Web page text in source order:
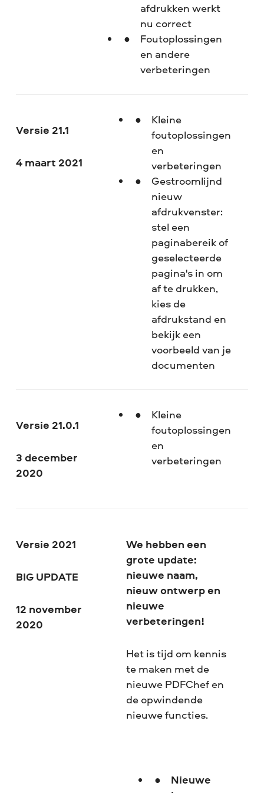
afdrukken werkt
nu correct
Foutoplossingen
en andere
verbeteringen
Versie 21.1
4 maart 2021
Kleine
foutoplossingen
en
verbeteringen
Gestroomlijnd
nieuw
afdrukvenster:
stel een
paginabereik of
geselecteerde
pagina's in om
af te drukken,
kies de
afdrukstand en
bekijk een
voorbeeld van je
documenten
Versie 21.0.1
3 december
2020
Kleine
foutoplossingen
en
verbeteringen
Versie 2021
BIG UPDATE
12 november
2020
We hebben een
grote update:
nieuwe naam,
nieuw ontwerp en
nieuwe
verbeteringen!
Het is tijd om kennis
te maken met de
nieuwe PDFChef en
de opwindende
nieuwe functies.
Nieuwe